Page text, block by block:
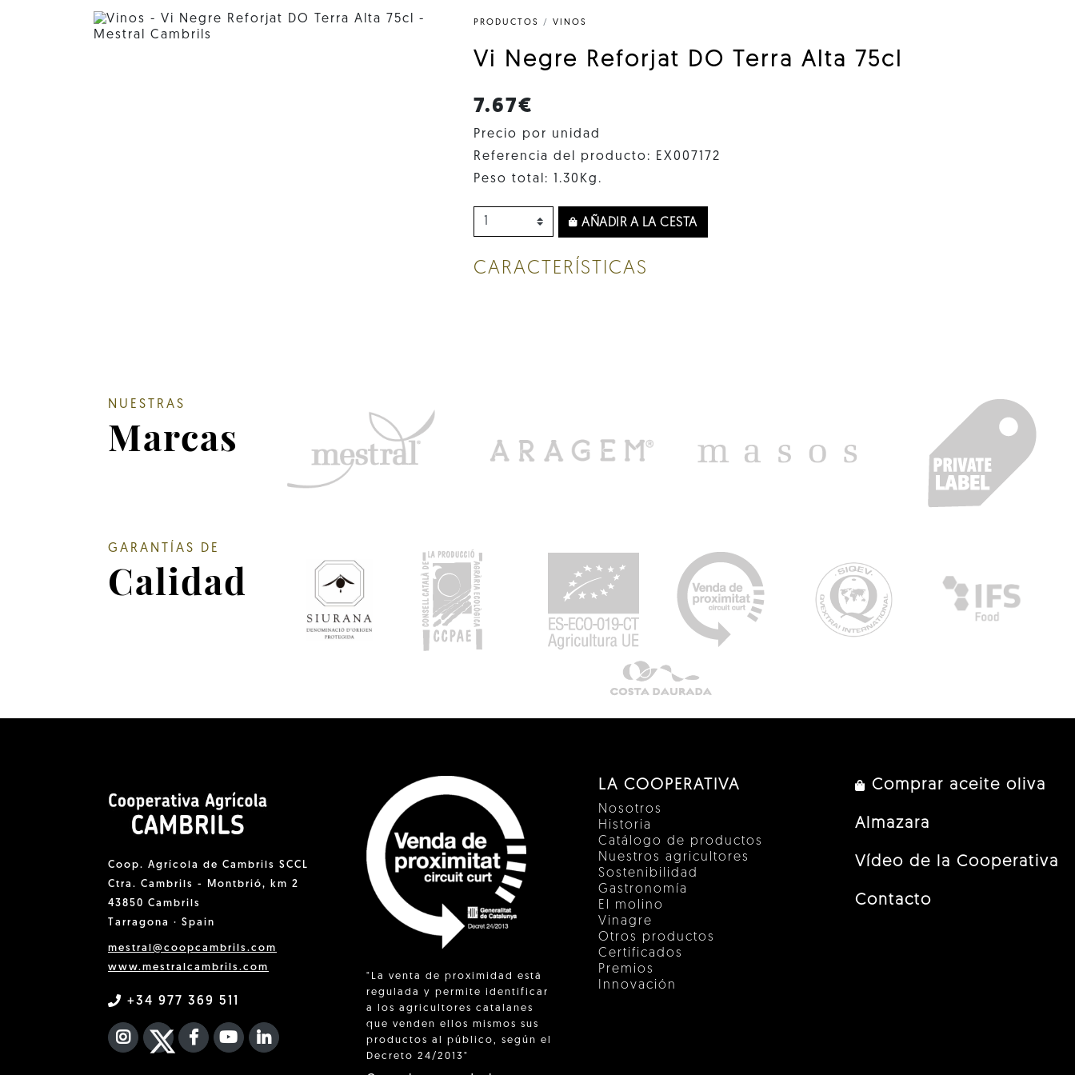
PRODUCTOS / VINOS
Vi Negre Reforjat DO Terra Alta 75cl
7.67€
Precio por unidad
Referencia del producto: EX007172
Peso total: 1.30Kg.
AÑADIR A LA CESTA
CARACTERÍSTICAS
NUESTRAS
Marcas
GARANTÍAS DE
Calidad
Coop. Agrícola de Cambrils SCCL
Ctra. Cambrils - Montbrió, km 2
43850 Cambrils
Tarragona · Spain
mestral@coopcambrils.com
www.mestralcambrils.com
+34 977 369 511
INSTAGRAM
TWITTER
FACEBOOK F
YOUTUBEFA LINKEDIN IN
"La venta de proximidad está
regulada y permite identificar
a los agricultores catalanes
que venden ellos mismos sus
productos al público, según el
Decreto 24/2013"
LA COOPERATIVA
Nosotros
Historia
Catálogo de productos
Nuestros agricultores
Sostenibilidad
Gastronomía
El molino
Vinagre
Otros productos
Certificados
Premios
Innovación
Comprar aceite oliva
Almazara
Vídeo de la Cooperativa
Contacto